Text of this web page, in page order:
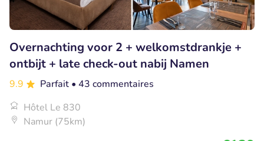
Overnachting voor 2 + welkomstdrankje +
ontbijt + late check-out nabij Namen
9.9 Parfait • 43 commentaires
Hôtel Le 830
Namur (75km)